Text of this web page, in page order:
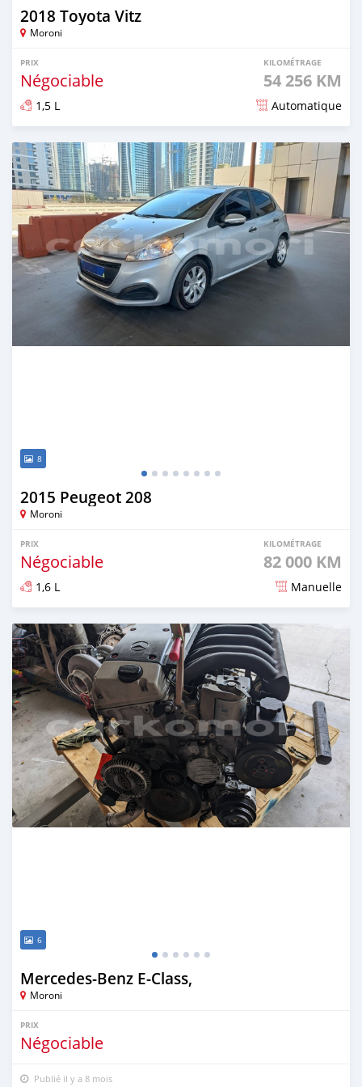
2018 Toyota Vitz
Moroni
PRIX
Négociable
KILOMÉTRAGE
54 256 KM
1,5 L Automatique
Publié il y a 8 mois
8
2015 Peugeot 208
Moroni
PRIX
Négociable
KILOMÉTRAGE
82 000 KM
1,6 L Manuelle
Publié il y a 8 mois
6
Mercedes-Benz E-Class,
Moroni
PRIX
Négociable
Publié il y a 8 mois